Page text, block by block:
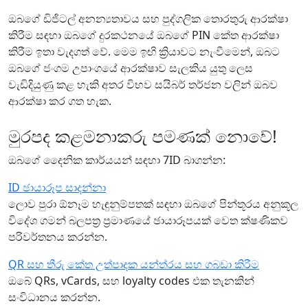
ඔබගේ ඩිජිටල් අනන්‍යතාවය සහ පුද්ගලික තොරතුරු ආරක්ෂා
කිරීම සඳහා ඔබගේ දුරකථනයේ ඔබගේ PIN කේත ආරක්ෂා
කිරීම ඉතා වැදගත් වේ. මෙම ඉඟි ක්‍රියාවට නැංවීමෙන්, ඔබට
ඔබගේ ජංගම උපාංගයේ ආරක්ෂාව සැලකිය යුතු ලෙස
වැඩිදියුණු කළ හැකි අතර විභව සයිබර් තර්ජන වලින් ඔබව
ආරක්ෂා කර ගත හැක.
මුරපද කළමනාකරු පමණක් නොවේ!
ඔබගේ දෛනික කාර්යයන් සඳහා 7ID බාගන්න:
ID ඡායාරූප සාදන්නා
ලොව පුරා ඕනෑම හැඳුනුම්පතක් සඳහා ඔබගේ පින්තූරය අනුකූල
විදේශ ගමන් බලපත්‍ර ප්‍රමාණයේ ඡායාරූපයක් වෙත ක්ෂණිකව
පරිවර්තනය කරන්න.
QR සහ තීරු කේත උත්පාදක යන්ත්රය සහ ගබඩා කිරීම
ඔබේ QRs, vCards, සහ loyalty codes එක තැනකින්
සංවිධානය කරන්න.